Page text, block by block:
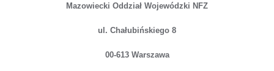
Mazowiecki Oddział Wojewódzki NFZ
ul. Chałubińskiego 8
00-613 Warszawa